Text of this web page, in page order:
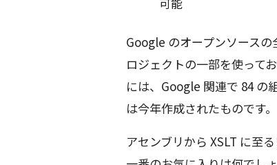
Google のオープンソース
ロジェクトの一部を使って
には、Google 関連で 84 の
は今年作成されたものです。
アセンブリから XSLT に至